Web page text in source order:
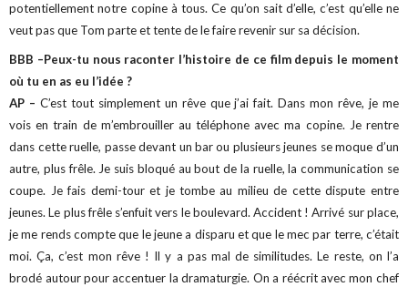
potentiellement notre copine à tous. Ce qu’on sait d’elle, c’est qu’elle ne
veut pas que Tom parte et tente de le faire revenir sur sa décision.
BBB –Peux-tu nous raconter l’histoire de ce film depuis le moment
où tu en as eu l’idée ?
AP – C’est tout simplement un rêve que j’ai fait. Dans mon rêve, je me
vois en train de m’embrouiller au téléphone avec ma copine. Je rentre
dans cette ruelle, passe devant un bar ou plusieurs jeunes se moque d’un
autre, plus frêle. Je suis bloqué au bout de la ruelle, la communication se
coupe. Je fais demi-tour et je tombe au milieu de cette dispute entre
jeunes. Le plus frêle s’enfuit vers le boulevard. Accident ! Arrivé sur place,
je me rends compte que le jeune a disparu et que le mec par terre, c’était
moi. Ça, c’est mon rêve ! Il y a pas mal de similitudes.Le reste, on l’a
brodé autour pour accentuer la dramaturgie. On a réécrit avec mon chef